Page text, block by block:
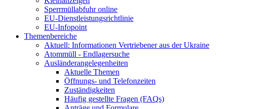
Sperrmüllabfuhr online
EU-Dienstleistungsrichtlinie
EU-Infopoint
Themenbereiche
Aktuell: Informationen Vertriebener aus der Ukraine
Atommüll - Endlagersuche
Ausländerangelegenheiten
Aktuelle Themen
Öffnungs- und Telefonzeiten
Zuständigkeiten
Häufig gestellte Fragen (FAQs)